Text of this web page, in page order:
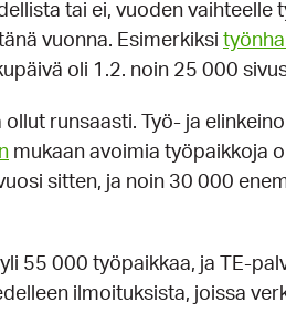
tai ei, vuoden vaihteelle
vuonna. Esimerkiksi
oli 1.2. noin 25 000
runsaasti. Työ- ja
mukaan avoimia työpaikkoja
sitten, ja noin 30 000
55 000 työpaikkaa, ja TE-
ilmoituksista, joissa